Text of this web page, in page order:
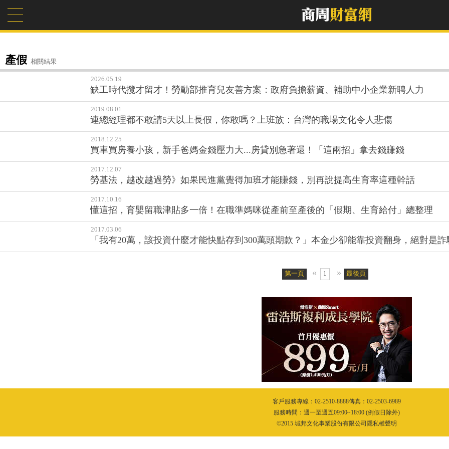
產假 相關結果
2026.05.19
缺工時代攬才留才！勞動部推育兒友善方案：政府負擔薪資、補助中小企業新聘人力
2019.08.01
連總經理都不敢請5天以上長假，你敢嗎？上班族：台灣的職場文化令人悲傷
2018.12.25
買車買房養小孩，新手爸媽金錢壓力大...房貸別急著還！「這兩招」拿去錢賺錢
2017.12.07
勞基法，越改越過勞》如果民進黨覺得加班才能賺錢，別再說提高生育率這種幹話
2017.10.16
懂這招，育嬰留職津貼多一倍！在職準媽咪從產前至產後的「假期、生育給付」總整理
2017.03.06
「我有20萬，該投資什麼才能快點存到300萬頭期款？」本金少卻能靠投資翻身，絕對是詐
第一頁 « 1 » 最後頁
客戶服務專線：02-2510-8888傳真：02-2503-6989
服務時間：週一至週五09:00~18:00 (例假日除外)
©2015 城邦文化事業股份有限公司隱私權聲明